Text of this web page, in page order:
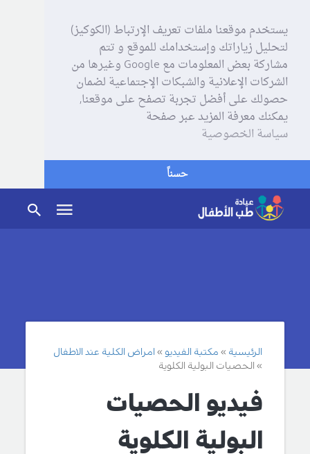
يستخدم موقعنا ملفات تعريف الإرتباط (الكوكيز)
لتحليل زياراتك وإستخدامك للموقع و تتم
مشاركة بعض المعلومات مع Google وغيرها من
الشركات الإعلانية والشبكات الإجتماعية لضمان
حصولك على أفضل تجربة تصفح على موقعنا,
يمكنك معرفة المزيد عبر صفحة
سياسة الخصوصية
حسناً
الرئيسية مكتبة الفيديو
امراض الكلية عند الاطفال
الحصيات البولية الكلوية
فيديو الحصيات
البولية الكلوية